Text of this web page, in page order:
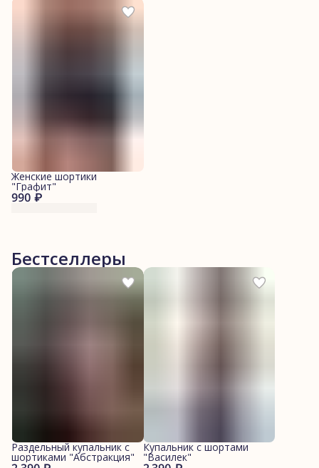
990 ₽
Женские шортики
"Графит"
Бестселлеры
Раздельный купальник с
шортиками "Абстракция"
Купальник с шортами
"Василек"